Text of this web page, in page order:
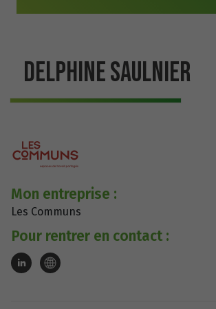
DELPHINE SAULNIER
Mon entreprise :
Les Communs
Pour rentrer en contact :